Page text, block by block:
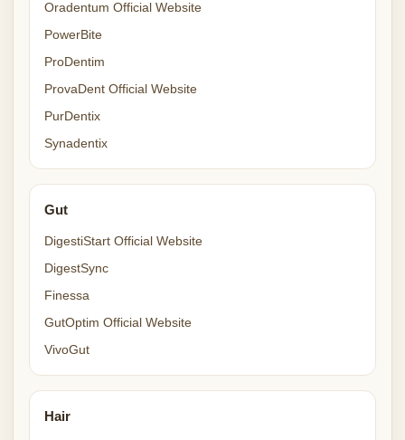
Oradentum Official Website
PowerBite
ProDentim
ProvaDent Official Website
PurDentix
Synadentix
Gut
DigestiStart Official Website
DigestSync
Finessa
GutOptim Official Website
VivoGut
Hair